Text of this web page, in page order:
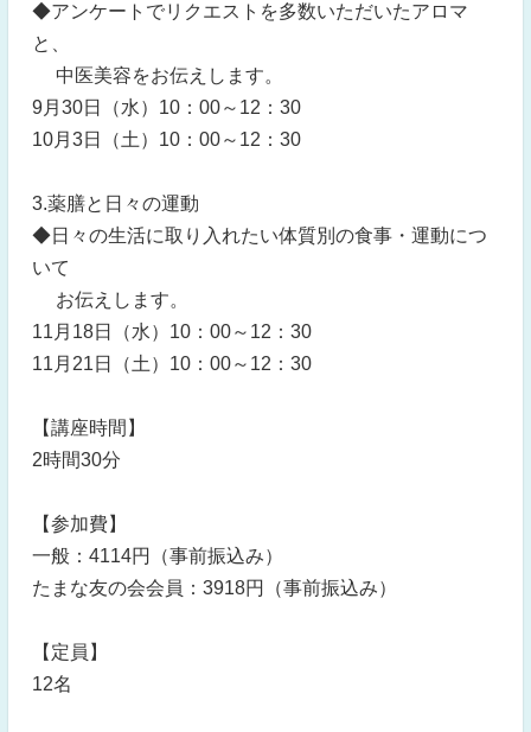
◆アンケートでリクエストを多数いただいたアロマ
と、
中医美容をお伝えします。
9月30日（水）10：00～12：30
10月3日（土）10：00～12：30
3.薬膳と日々の運動
◆日々の生活に取り入れたい体質別の食事・運動につ
いて
お伝えします。
11月18日（水）10：00～12：30
11月21日（土）10：00～12：30
【講座時間】
2時間30分
【参加費】
一般：4114円（事前振込み）
たまな友の会会員：3918円（事前振込み）
【定員】
12名